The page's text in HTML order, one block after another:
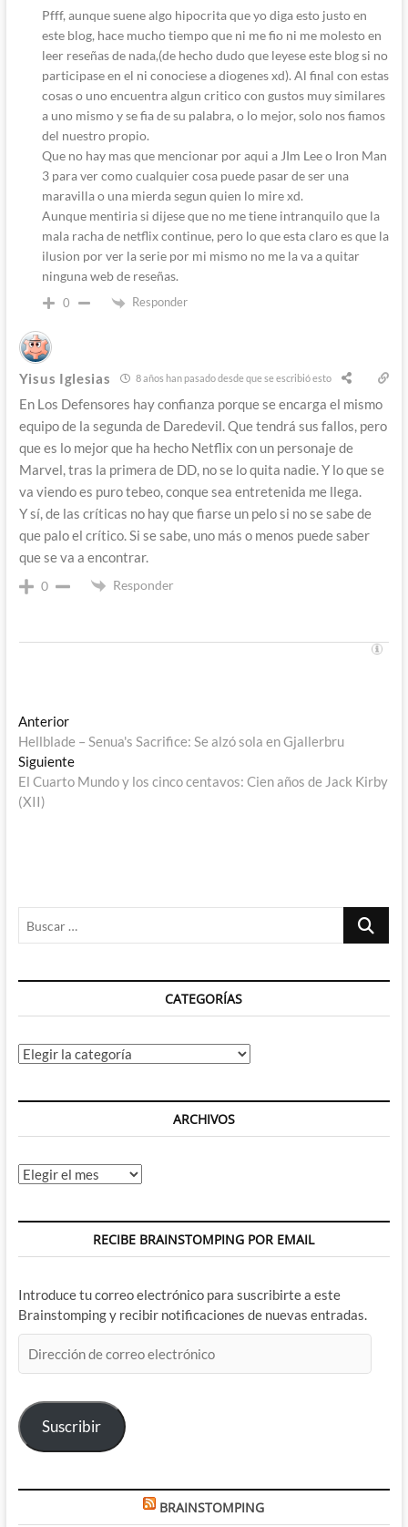
Pfff, aunque suene algo hipocrita que yo diga esto justo en
este blog, hace mucho tiempo que ni me fio ni me molesto en
leer reseñas de nada,(de hecho dudo que leyese este blog si no
participase en el ni conociese a diogenes xd). Al final con estas
cosas o uno encuentra algun critico con gustos muy similares
a uno mismo y se fia de su palabra, o lo mejor, solo nos fiamos
del nuestro propio.
Que no hay mas que mencionar por aqui a JIm Lee o Iron Man
3 para ver como cualquier cosa puede pasar de ser una
maravilla o una mierda segun quien lo mire xd.
Aunque mentiria si dijese que no me tiene intranquilo que la
mala racha de netflix continue, pero lo que esta claro es que la
ilusion por ver la serie por mi mismo no me la va a quitar
ninguna web de reseñas.
0 Responder
Yisus Iglesias 8 años han pasado desde que se escribió esto
En Los Defensores hay confianza porque se encarga el mismo
equipo de la segunda de Daredevil. Que tendrá sus fallos, pero
que es lo mejor que ha hecho Netflix con un personaje de
Marvel, tras la primera de DD, no se lo quita nadie. Y lo que se
va viendo es puro tebeo, conque sea entretenida me llega.
Y sí, de las críticas no hay que fiarse un pelo si no se sabe de
que palo el crítico. Si se sabe, uno más o menos puede saber
que se va a encontrar.
0 Responder
Navegación
de
entradas
AnteriorEntrada
anterior:
Hellblade – Senua's Sacrifice: Se alzó sola en Gjallerbru
SiguienteEntrada
siguiente:
El Cuarto Mundo y los cinco centavos: Cien años de Jack Kirby
(XII)
Buscar
CATEGORÍAS
Categorías
ARCHIVOS
Archivos
RECIBE BRAINSTOMPING POR EMAIL
Introduce tu correo electrónico para suscribirte a este
Brainstomping y recibir notificaciones de nuevas entradas.
de
electrónico
Suscribir
BRAINSTOMPING